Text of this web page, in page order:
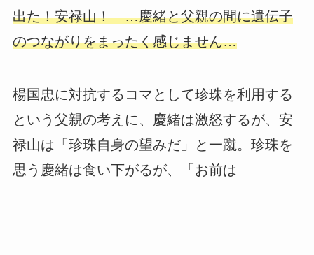
出た！安禄山！ …慶緒と父親の間に遺伝子
のつながりをまったく感じません…
楊国忠に対抗するコマとして珍珠を利用する
という父親の考えに、慶緒は激怒するが、安
禄山は「珍珠自身の望みだ」と一蹴。珍珠を
思う慶緒は食い下がるが、「お前は